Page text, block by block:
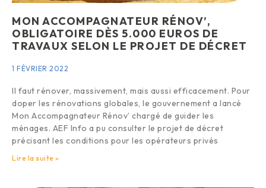
MON ACCOMPAGNATEUR RÉNOV’,
OBLIGATOIRE DÈS 5.000 EUROS DE
TRAVAUX SELON LE PROJET DE DÉCRET
1 FÉVRIER 2022
Il faut rénover, massivement, mais aussi efficacement. Pour
doper les rénovations globales, le gouvernement a lancé
Mon Accompagnateur Rénov’ chargé de guider les
ménages. AEF Info a pu consulter le projet de décret
précisant les conditions pour les opérateurs privés
Lire la suite »